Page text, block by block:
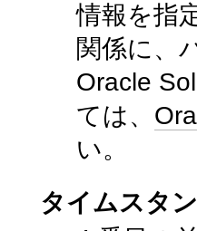
情報を指
関係に、
Oracle
ては、
い。
タイムスタ